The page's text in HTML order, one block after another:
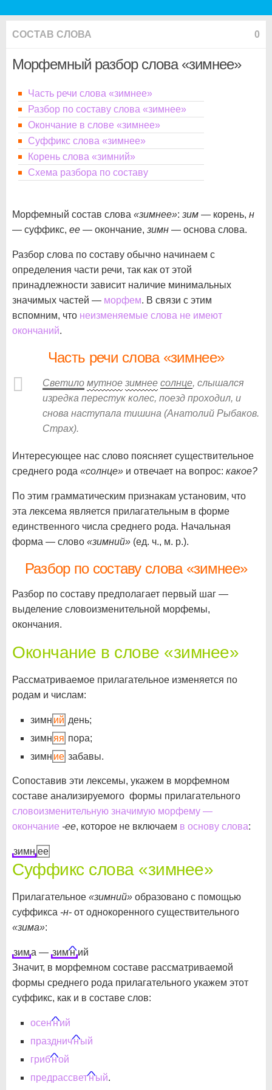
СОСТАВ СЛОВА 0
Морфемный разбор слова «зимнее»
Часть речи слова «зимнее»
Разбор по составу слова «зимнее»
Окончание в слове «зимнее»
Суффикс слова «зимнее»
Корень слова «зимний»
Схема разбора по составу
Морфемный состав слова «зимнее»: зим — корень, н
— суффикс, ее — окончание, зимн — основа слова.
Разбор слова по составу обычно начинаем с
определения части речи, так как от этой
принадлежности зависит наличие минимальных
значимых частей — морфем. В связи с этим
вспомним, что неизменяемые слова не имеют
окончаний.
Часть речи слова «зимнее»
Светило мутное зимнее солнце, слышался
изредка перестук колес, поезд проходил, и
снова наступала тишина (Анатолий Рыбаков.
Страх).
Интересующее нас слово поясняет существительное
среднего рода «солнце» и отвечает на вопрос: какое?
По этим грамматическим признакам установим, что
эта лексема является прилагательным в форме
единственного числа среднего рода. Начальная
форма — слово «зимний» (ед. ч., м. р.).
Разбор по составу слова «зимнее»
Разбор по составу предполагает первый шаг —
выделение словоизменительной морфемы,
окончания.
Окончание в слове «зимнее»
Рассматриваемое прилагательное изменяется по
родам и числам:
зимн ий день;
зимн яя пора;
зимн ие забавы.
Сопоставив эти лексемы, укажем в морфемном
составе анализируемого формы прилагательного
словоизменительную значимую морфему —
окончание -ее, которое не включаем в основу слова:
зимн ее
Суффикс слова «зимнее»
Прилагательное «зимний» образовано с помощью
суффикса -н- от однокоренного существительного
«зима»:
зима — зимн ий
Значит, в морфемном составе рассматриваемой
формы среднего рода прилагательного укажем этот
суффикс, как и в составе слов:
осенний
праздничный
грибной
предрассветный.